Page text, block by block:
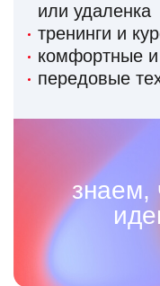
или удаленка
тренинги и
комфортные
передовые
знаем,